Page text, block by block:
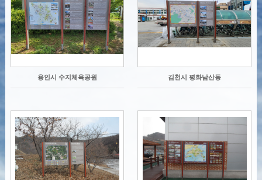
용인시 수지체육공원 김천시 평화남산동